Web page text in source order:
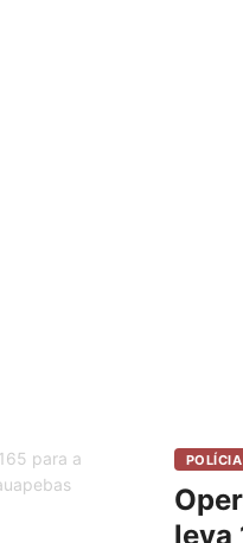
POLÍCIA
leva